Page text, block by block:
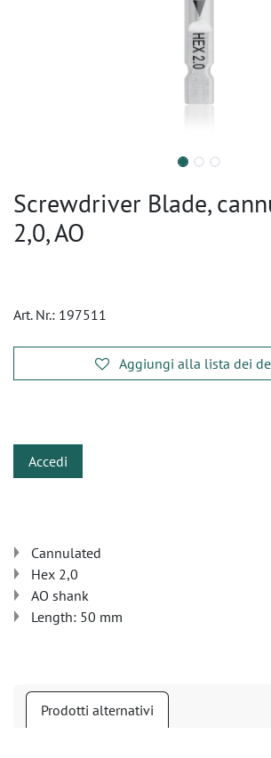
Screwdriver Blade,
2,0, AO
Art. Nr.: 197511
Aggiungi alla lista dei
Accedi
Cannulated
Hex 2,0
AO shank
Length: 50 mm
Prodotti alternativi